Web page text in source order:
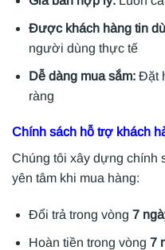
Được khách hàng tin
người dùng thực tế
Dễ dàng mua sắm:Đặt
ràng
Chính sách hỗ trợ khách
Chúng tôi xây dựng chính
yên tâm khi mua hàng:
Đổi trả trong vòng 7
Hoàn tiền trong vòng 7